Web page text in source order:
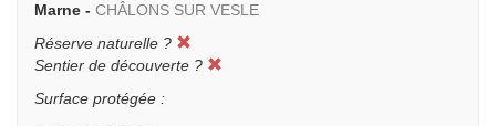
Marne - CHÂLONS SUR VESLE
Réserve naturelle ?
Sentier de découverte ?
Surface protégée :